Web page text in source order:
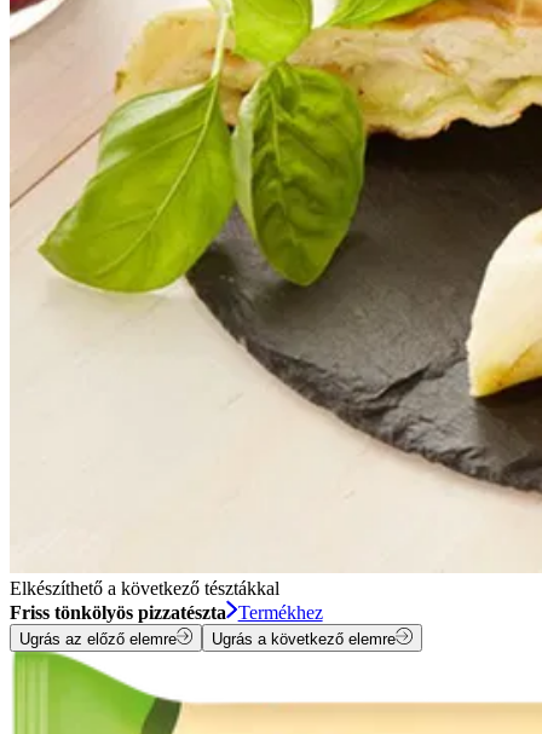
Elkészíthető a következő tésztákkal
Friss tönkölyös pizzatészta
Termékhez
Ugrás az előző elemre Ugrás a következő elemre